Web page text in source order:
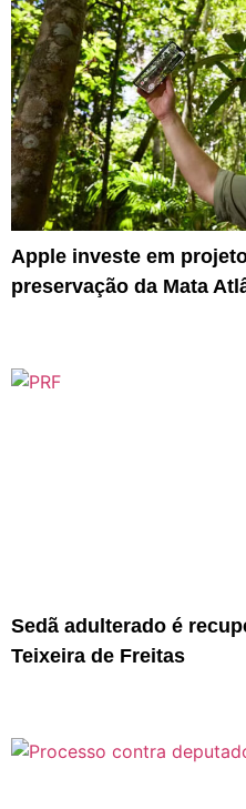
Apple investe em
preservação da Mata
Sedã adulterado é
Teixeira de Freitas